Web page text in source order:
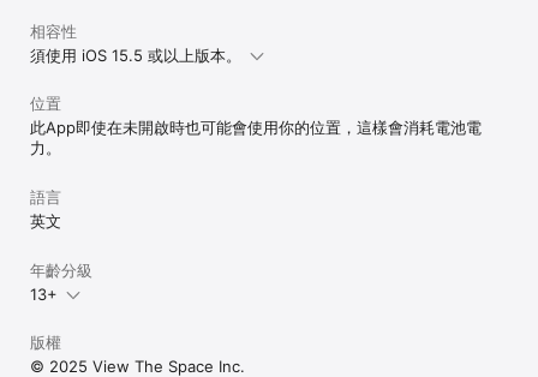
相容性
須使用 iOS 15.5 或以上版本。
位置
此App即使在未開啟時也可能會使用你的位置，這樣會消耗電池電
力。
語言
英文
年齡分級
13+
版權
© 2025 View The Space Inc.